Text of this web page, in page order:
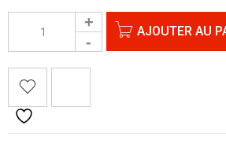
AJOUTER AU